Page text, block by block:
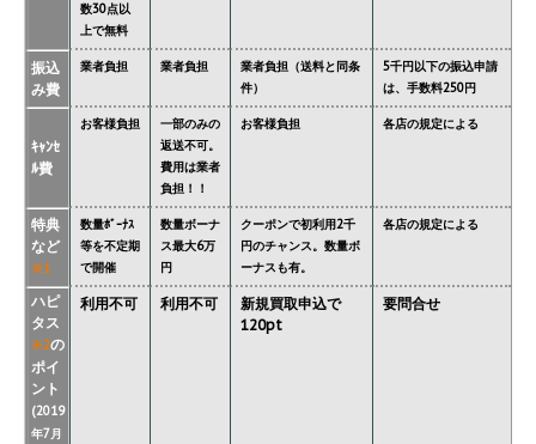
数30点以
上で無料
振込
み費
業者負担 業者負担
業者負担（送料と同条
件）
5千円以下の振込申請
は、手数料250円
ｷｬﾝｾ
ﾙ費
お客様負担
一部のみの
返送不可。
費用は業者
負担！！
お客様負担 各店の規定による
特典
など
※1
数量ﾎﾞｰﾅｽ
等を不定期
で開催
数量ボーナ
ス最大6万
円
クーポンで初利用2千
円のチャンス。数量ボ
ーナスも有。
各店の規定による
ハピ
タス
※2の
ポイ
ント
(2019
年7月
利用不可 利用不可
新規買取申込で
120pt
要問合せ